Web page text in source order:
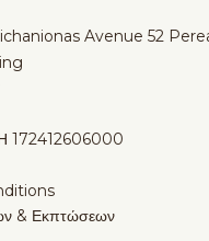
Avenue 52
172412606000
& Εκπτώσεων